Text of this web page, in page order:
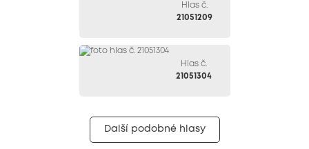
Hlas č.
21051209
Hlas č.
21051304
Další podobné hlasy